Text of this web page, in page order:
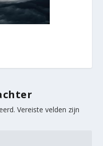
Vereiste velden zijn